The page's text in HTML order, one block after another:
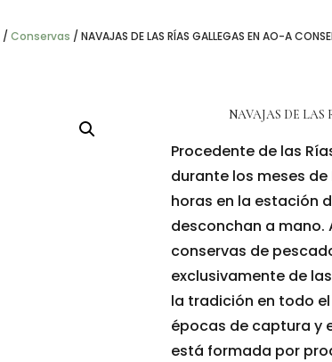
/ Conservas / NAVAJAS DE LAS RÍAS GALLEGAS EN AO-A
NAVAJAS DE
Procedente de las
durante los meses
horas en la estación
desconchan a mano.
conservas de
exclusivamente de
la tradición en todo
épocas de captura y
está formada por